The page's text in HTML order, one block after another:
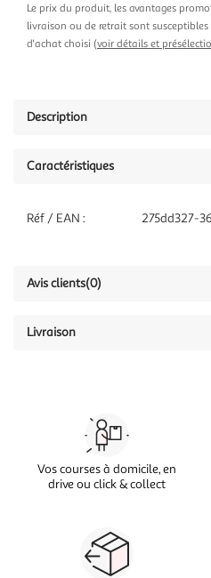
Le prix du produit, les avantages
livraison ou de retrait sont
d'achat choisi (voir détails et
Description
Caractéristiques
Réf / EAN : 275dd327-
Avis clients(0)
Livraison
Vos courses à domicile, en
drive ou click & collect